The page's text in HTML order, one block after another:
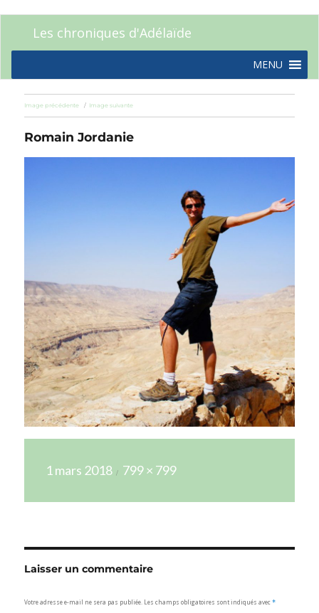
Les chroniques d'Adélaïde
MENU
Image précédente Image suivante
Romain Jordanie
le
1 mars 2018
réelle
799 × 799
Laisser un commentaire
Votre adresse e-mail ne sera pas publiée. Les champs obligatoires sont indiqués avec*